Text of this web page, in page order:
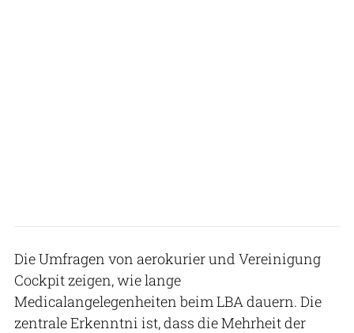
Die Umfragen von aerokurier und Vereinigung
Cockpit zeigen, wie lange
Medicalangelegenheiten beim LBA dauern. Die
zentrale Erkenntni ist, dass die Mehrheit der